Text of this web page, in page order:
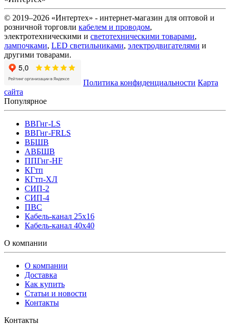
© 2019–2026 «Интертех» - интернет-магазин для оптовой и
розничной торговли кабелем и проводом,
электротехническими и светотехническими товарами,
лампочками, LED светильниками, электродвигателями и
другими товарами.
Политика конфиденциальности Карта
сайта
Популярное
ВВГнг-LS
ВВГнг-FRLS
ВБШВ
АВБШВ
ППГнг-HF
КГтп
КГтп-ХЛ
СИП-2
СИП-4
ПВС
Кабель-канал 25х16
Кабель-канал 40х40
О компании
О компании
Доставка
Как купить
Статьи и новости
Контакты
Контакты